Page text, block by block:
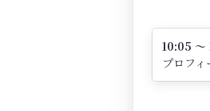
10:05 ～
プロフ